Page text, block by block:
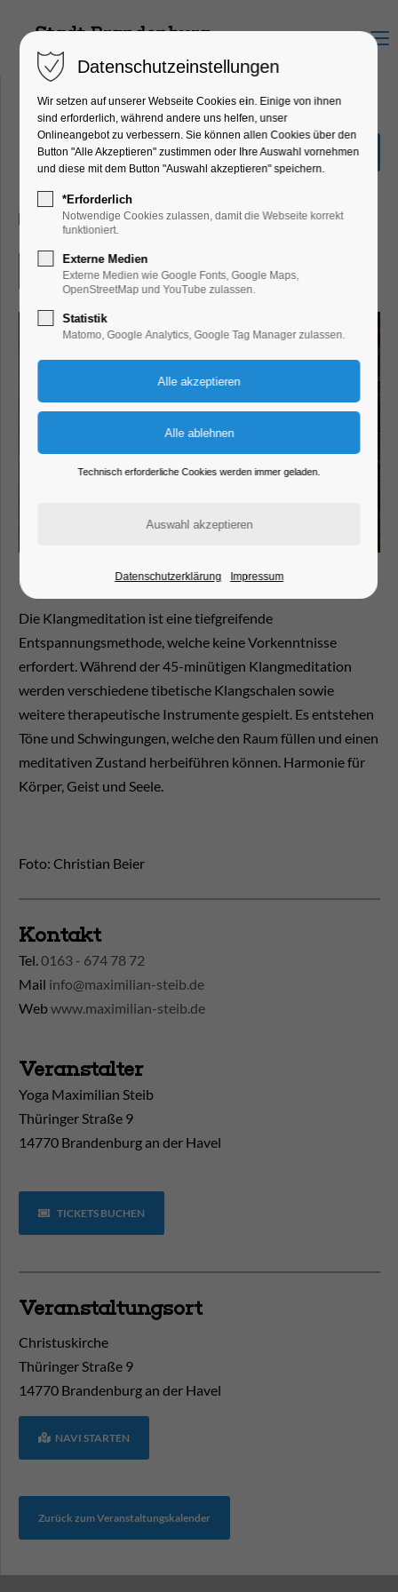
Menu
Klangmeditation
Wellness
02.02.2026, 20:00–20:45
Eintritt frei
Die Klangmeditation ist eine tiefgreifende
Entspannungsmethode, welche keine Vorkenntnisse
erfordert. Während der 45-minütigen Klangmeditation
werden verschiedene tibetische Klangschalen sowie
weitere therapeutische Instrumente gespielt. Es entstehen
Töne und Schwingungen, welche den Raum füllen und einen
meditativen Zustand herbeiführen können. Harmonie für
Körper, Geist und Seele.
Foto: Christian Beier
Kontakt
Tel.0163 - 674 78 72
Mail info@maximilian-steib.de
Webwww.maximilian-steib.de
Veranstalter
Yoga Maximilian Steib
Thüringer Straße 9
14770 Brandenburg an der Havel
TICKETS BUCHEN
Veranstaltungsort
Christuskirche
Thüringer Straße 9
14770 Brandenburg an der Havel
NAVI STARTEN
Zurück zum Veranstaltungskalender
Datenschutzeinstellungen
Wir setzen auf unserer Webseite Cookies ein. Einige von ihnen
sind erforderlich, während andere uns helfen, unser
Onlineangebot zu verbessern. Sie können allen Cookies über den
Button "Alle Akzeptieren" zustimmen oder Ihre Auswahl vornehmen
und diese mit dem Button "Auswahl akzeptieren" speichern.
*Erforderlich
Notwendige Cookies zulassen, damit die Webseite korrekt
funktioniert.
Externe Medien
Externe Medien wie Google Fonts, Google Maps,
OpenStreetMap und YouTube zulassen.
Statistik
Matomo, Google Analytics, Google Tag Manager zulassen.
Technisch erforderliche Cookies werden immer geladen.
Datenschutzerklärung Impressum